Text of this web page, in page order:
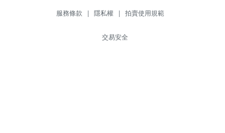
服務條款 | 隱私權 | 拍賣使用規範
交易安全